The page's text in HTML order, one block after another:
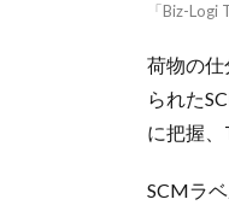
「Biz-Logi
荷物の
られた
に把握、
SCMラ